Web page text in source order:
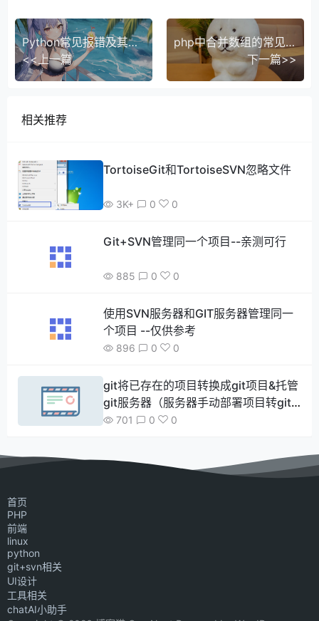
Python常见报错及其解决方案
<<上一篇
php中合并数组的常见方法
下一篇>>
相关推荐
TortoiseGit和TortoiseSVN忽略文件
3K+ 0 0
Git+SVN管理同一个项目--亲测可行
885 0 0
使用SVN服务器和GIT服务器管理同一
个项目 --仅供参考
896 0 0
git将已存在的项目转换成git项目&托管
git服务器（服务器手动部署项目转git
部署）
701 0 0
首页
PHP
前端
linux
python
git+svn相关
UI设计
工具相关
chatAI小助手